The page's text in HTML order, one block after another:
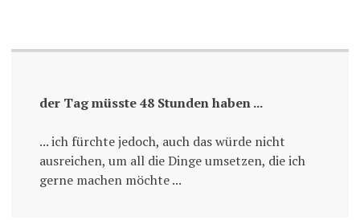
der Tag müsste 48 Stunden haben ...
... ich fürchte jedoch, auch das würde nicht
ausreichen, um all die Dinge umsetzen, die ich
gerne machen möchte ...